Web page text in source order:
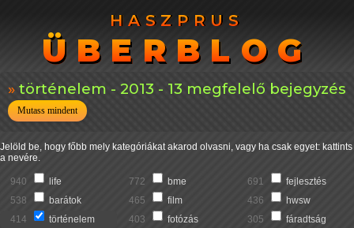
HASZPRUS
ÜBERBLOG
HASZPRUS
ÜBERBLOG
történelem - 2013 - 13 megfelelő bejegyzés
Mutass mindent
Jelöld be, hogy főbb mely kategóriákat akarod olvasni, vagy ha csak egyet: kattints
a nevére.
940 life 772 bme 691
fejlesztés
538
barátok 465 film 436
hwsw
414
történelem 403 fotózás 305
fáradtság